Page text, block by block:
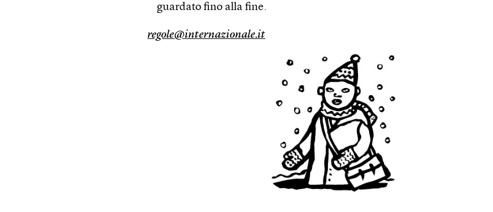
guardato fino alla fine.
regole@internazionale.it